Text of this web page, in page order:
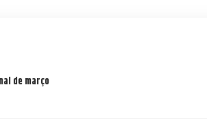
de março